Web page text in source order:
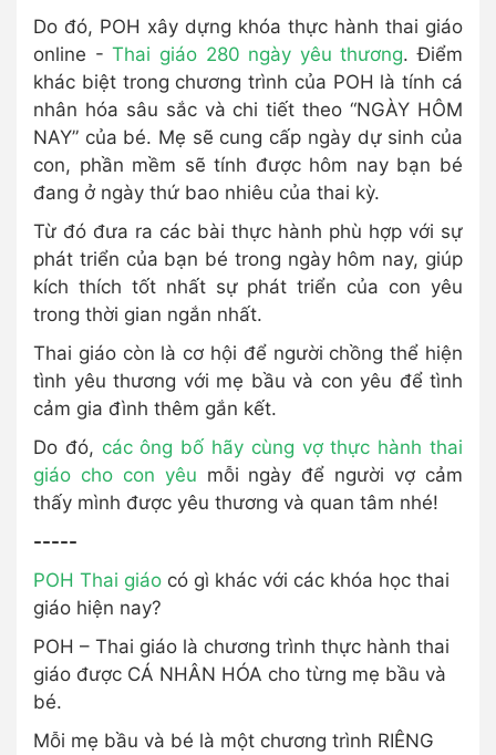
Do đó, POH xây dựng khóa thực hành thai giáo
online -Thai giáo 280 ngày yêu thương. Điểm
khác biệt trong chương trình của POH là tính cá
nhân hóa sâu sắc và chi tiết theo “NGÀY HÔM
NAY” của bé. Mẹ sẽ cung cấp ngày dự sinh của
con, phần mềm sẽ tính được hôm nay bạn bé
đang ở ngày thứ bao nhiêu của thai kỳ.
Từ đó đưa ra các bài thực hành phù hợp với sự
phát triển của bạn bé trong ngày hôm nay, giúp
kích thích tốt nhất sự phát triển của con yêu
trong thời gian ngắn nhất.
Thai giáo còn là cơ hội để người chồng thể hiện
tình yêu thương với mẹ bầu và con yêu để tình
cảm gia đình thêm gắn kết.
Do đó, các ông bố hãy cùng vợ thực hành thai
giáo cho con yêu mỗi ngày để người vợ cảm
thấy mình được yêu thương và quan tâm nhé!
-----
POH Thai giáo có gì khác với các khóa học thai
giáo hiện nay?
POH – Thai giáo là chương trình thực hành thai
giáo được CÁ NHÂN HÓA cho từng mẹ bầu và
bé.
Mỗi mẹ bầu và bé là một chương trình RIÊNG